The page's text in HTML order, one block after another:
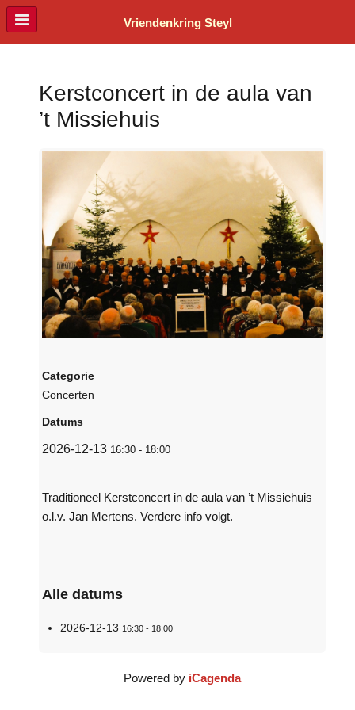
Vriendenkring Steyl
Kerstconcert in de aula van
’t Missiehuis
Categorie
Concerten
Datums
2026-12-13 16:30- 18:00
Traditioneel Kerstconcert in de aula van ’t Missiehuis
o.l.v. Jan Mertens. Verdere info volgt.
Alle datums
2026-12-13 16:30 - 18:00
Powered by iCagenda